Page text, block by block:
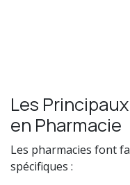
Les
en Pharmacie
Les pharmacies font
spécifiques :